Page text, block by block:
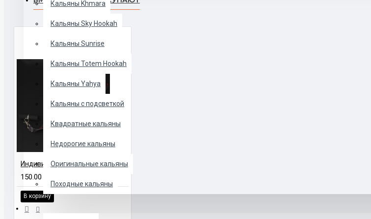
Кальяны Khmara
Кальяны Sky Hookah
Кальяны Sunrise
Кальяны Totem Hookah
Кальяны Yahya
Кальяны с подсветкой
Квадратные кальяны
Недорогие кальяны
Оригинальные кальяны
Походные кальяны
ЧАШИ
Индивидуальный мундштук для кальяна Personalniy.ua "Jordan"
150.00 UAH
В корзину